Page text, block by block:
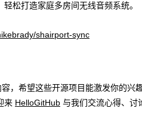
松打造家庭多房间无线音频系统。
shairport-sync
，希望这些开源项目能激发你的兴
来 HelloGitHub 与我们交流心得、讨